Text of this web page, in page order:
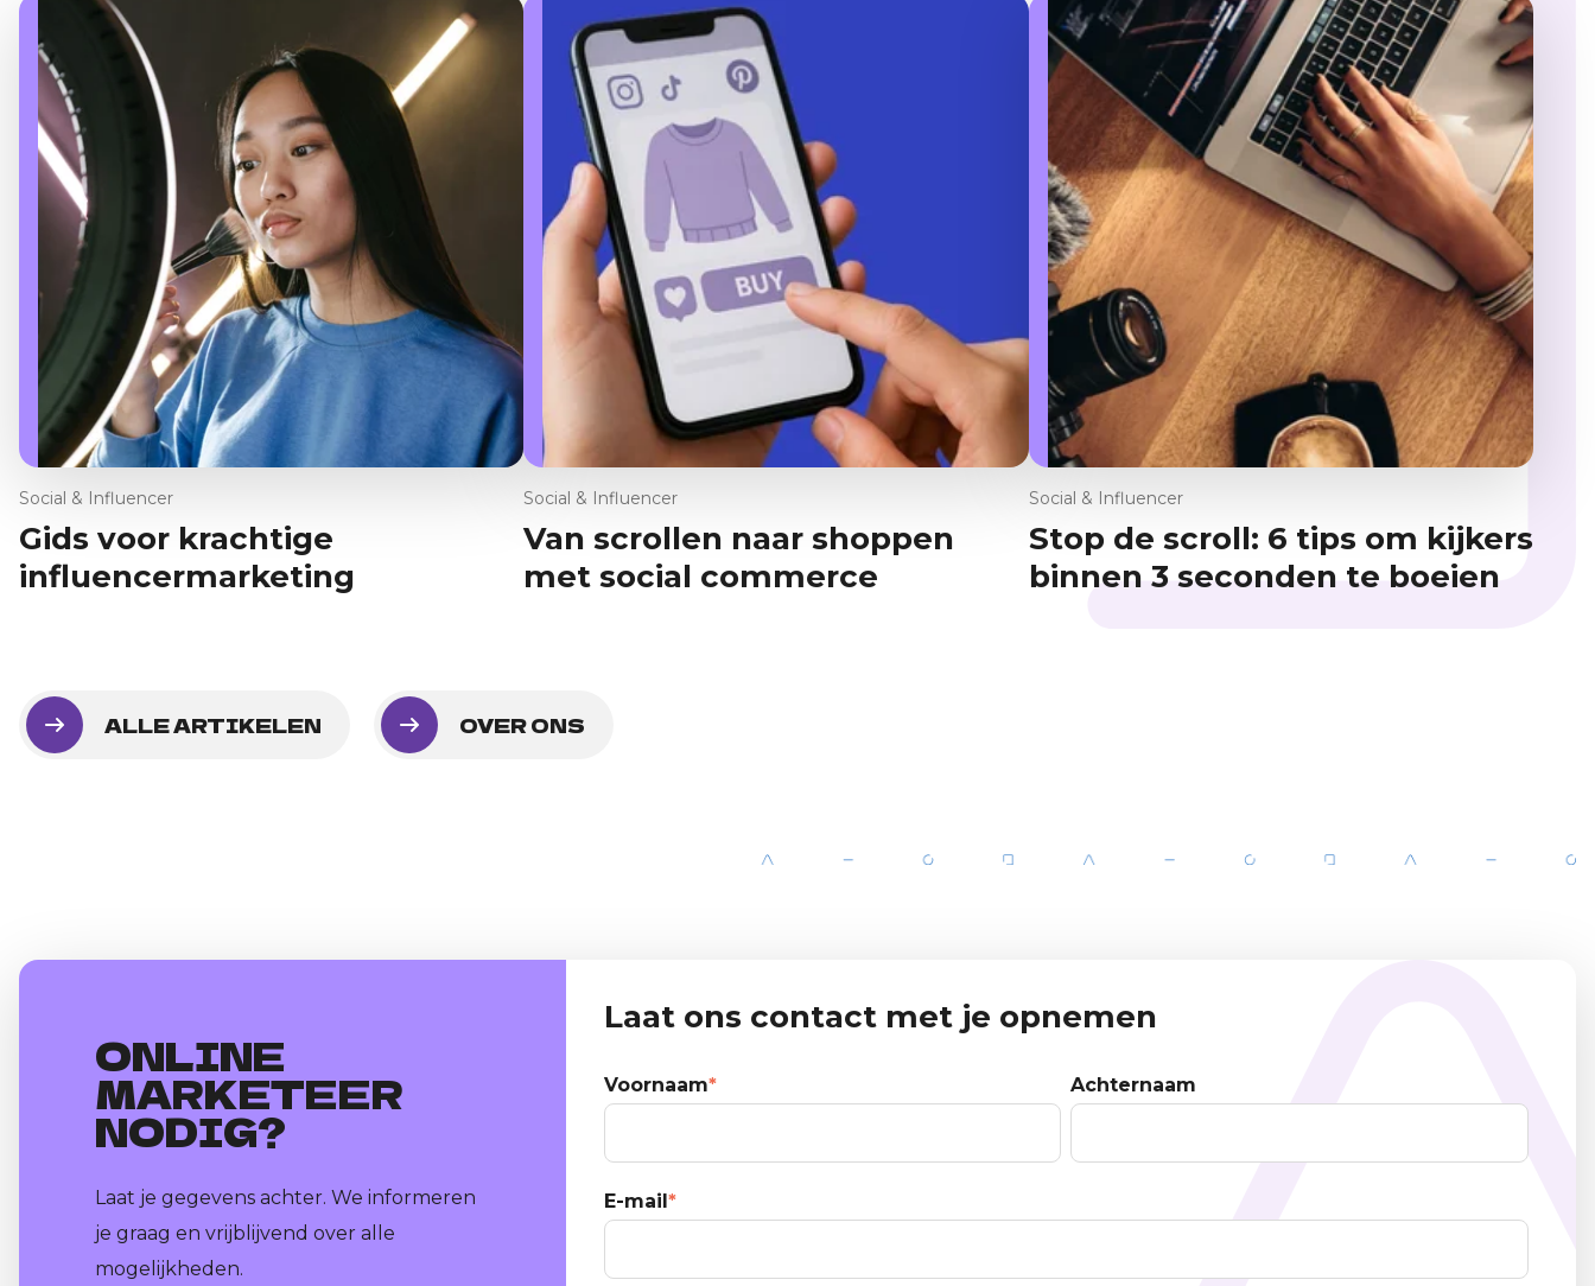
Social & Influencer
Gids voor krachtige
influencermarketing
Social & Influencer
Van scrollen naar shoppen
met social commerce
Social & Influencer
Stop de scroll: 6 tips om kijkers
binnen 3 seconden te boeien
ALLE ARTIKELEN OVER ONS
ONLINE
MARKETEER
NODIG?
Laat je gegevens achter. We informeren
je graag en vrijblijvend over alle
mogelijkheden.
Laat ons contact met je opnemen
Voornaam* Achternaam
E-mail*